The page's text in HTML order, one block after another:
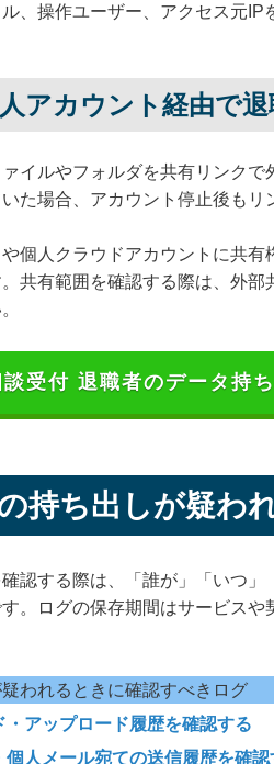
、操作ユーザー、アクセス元IP
アカウント経由で
イルやフォルダを共有リンク
た場合、アカウント停止後もリ
個人クラウドアカウントに共
共有範囲を確認する際は、外
受付 退職者のデータ持
持ち出しが疑わ
認する際は、「誰が」「いつ
。ログの保存期間はサービス
われるときに確認すべきログ
アップロード履歴を確認する
人メール宛ての送信履歴を確認